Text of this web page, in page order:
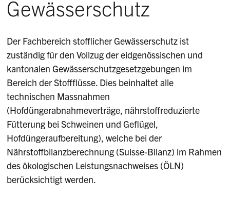
Gewässerschutz
Der Fachbereich stofflicher Gewässerschutz ist
zuständig für den Vollzug der eidgenössischen und
kantonalen Gewässerschutzgesetzgebungen im
Bereich der Stoffflüsse. Dies beinhaltet alle
technischen Massnahmen
(Hofdüngerabnahmeverträge, nährstoffreduzierte
Fütterung bei Schweinen und Geflügel,
Hofdüngeraufbereitung), welche bei der
Nährstoffbilanzberechnung (Suisse-Bilanz) im Rahmen
des ökologischen Leistungsnachweises (ÖLN)
berücksichtigt werden.